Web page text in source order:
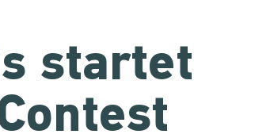
startet